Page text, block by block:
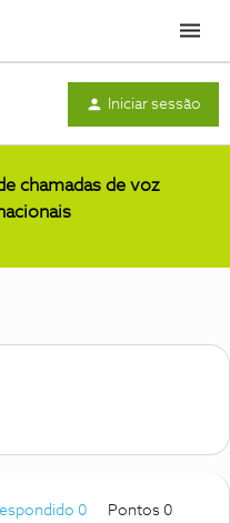
Menu
Iniciar sessão
chamadas de voz
0
Pontos 0